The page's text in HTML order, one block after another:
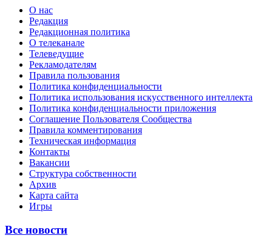
О нас
Редакция
Редакционная политика
О телеканале
Телеведущие
Рекламодателям
Правила пользования
Политика конфиденциальности
Политика использования искусственного интеллекта
Политика конфиденциальности приложения
Соглашение Пользователя Сообщества
Правила комментирования
Техническая информация
Контакты
Вакансии
Структура собственности
Архив
Карта сайта
Игры
Все новости